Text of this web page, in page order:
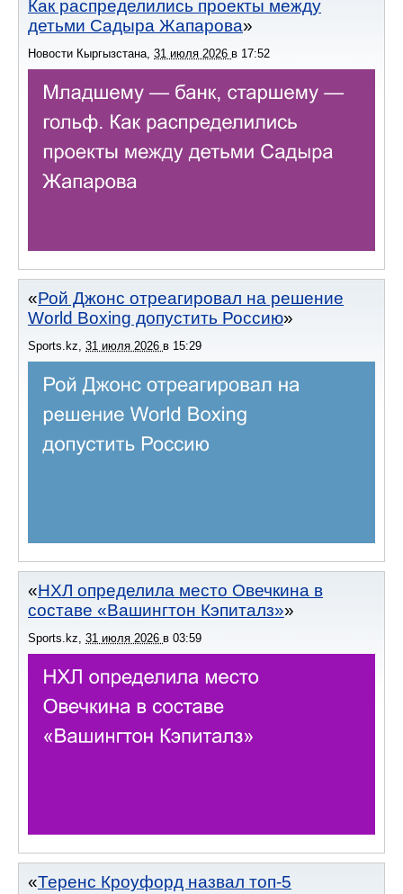
Как распределились проекты между
детьми Садыра Жапарова
Новости Кыргызстана 31 июля 2026 в 17:52
Рой Джонс отреагировал на решение
World Boxing допустить Россию
Sports.kz 31 июля 2026 в 15:29
НХЛ определила место Овечкина в
составе «Вашингтон Кэпиталз»
Sports.kz 31 июля 2026 в 03:59
Теренс Кроуфорд назвал топ-5